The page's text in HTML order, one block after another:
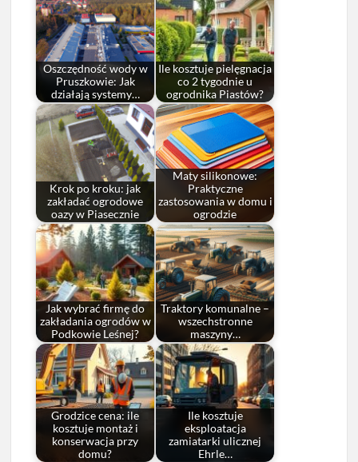
Oszczędność wody w
Pruszkowie: Jak
działają systemy…
Ile kosztuje pielęgnacja
co 2 tygodnie u
ogrodnika Piastów?
Krok po kroku: jak
zakładać ogrodowe
oazy w Piasecznie
Maty silikonowe:
Praktyczne
zastosowania w domu i
ogrodzie
Jak wybrać firmę do
zakładania ogrodów w
Podkowie Leśnej?
Traktory komunalne –
wszechstronne
maszyny…
Grodzice cena: ile
kosztuje montaż i
konserwacja przy
domu?
Ile kosztuje
eksploatacja
zamiatarki ulicznej
Ehrle…